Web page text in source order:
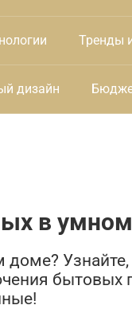
Тренды
дизайн
в
бытовых